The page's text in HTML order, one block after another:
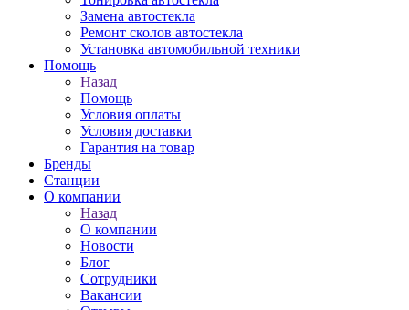
Замена автостекла
Ремонт сколов автостекла
Установка автомобильной техники
Помощь
Назад
Помощь
Условия оплаты
Условия доставки
Гарантия на товар
Бренды
Станции
О компании
Назад
О компании
Новости
Блог
Сотрудники
Вакансии